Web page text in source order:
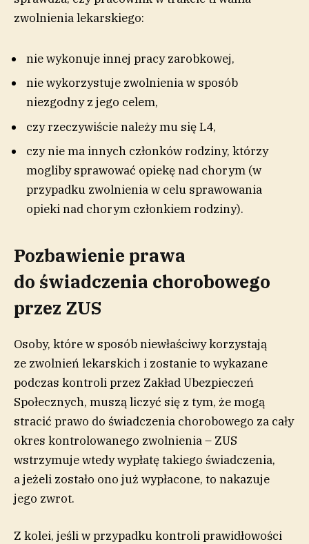
zwolnienia lekarskiego:
nie wykonuje innej pracy zarobkowej,
nie wykorzystuje zwolnienia w sposób
niezgodny z jego celem,
czy rzeczywiście należy mu się L4,
czy nie ma innych członków rodziny, którzy
mogliby sprawować opiekę nad chorym (w
przypadku zwolnienia w celu sprawowania
opieki nad chorym członkiem rodziny).
Pozbawienie prawa
do świadczenia chorobowego
przez ZUS
Osoby, które w sposób niewłaściwy korzystają
ze zwolnień lekarskich i zostanie to wykazane
podczas kontroli przez Zakład Ubezpieczeń
Społecznych, muszą liczyć się z tym, że mogą
stracić prawo do świadczenia chorobowego za cały
okres kontrolowanego zwolnienia – ZUS
wstrzymuje wtedy wypłatę takiego świadczenia,
a jeżeli zostało ono już wypłacone, to nakazuje
jego zwrot.
Z kolei, jeśli w przypadku kontroli prawidłowości